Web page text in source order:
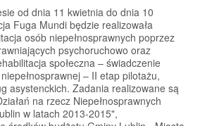
od dnia 11 kwietnia do dnia 10
Fuga Mundi będzie realizowała
osób niepełnosprawnych poprzez
psychoruchowo oraz
społeczna – świadczenie
– II etap pilotażu,
asystenckich. Zadania realizowane są
na rzecz Niepełnosprawnych
w latach 2013-2015",